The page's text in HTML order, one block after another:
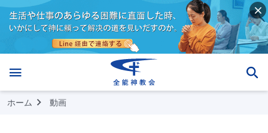
ホーム 動画